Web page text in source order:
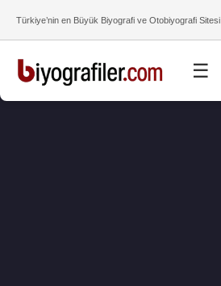
Türkiye’nin en Büyük Biyografi ve Otobiyografi Sitesi
☰